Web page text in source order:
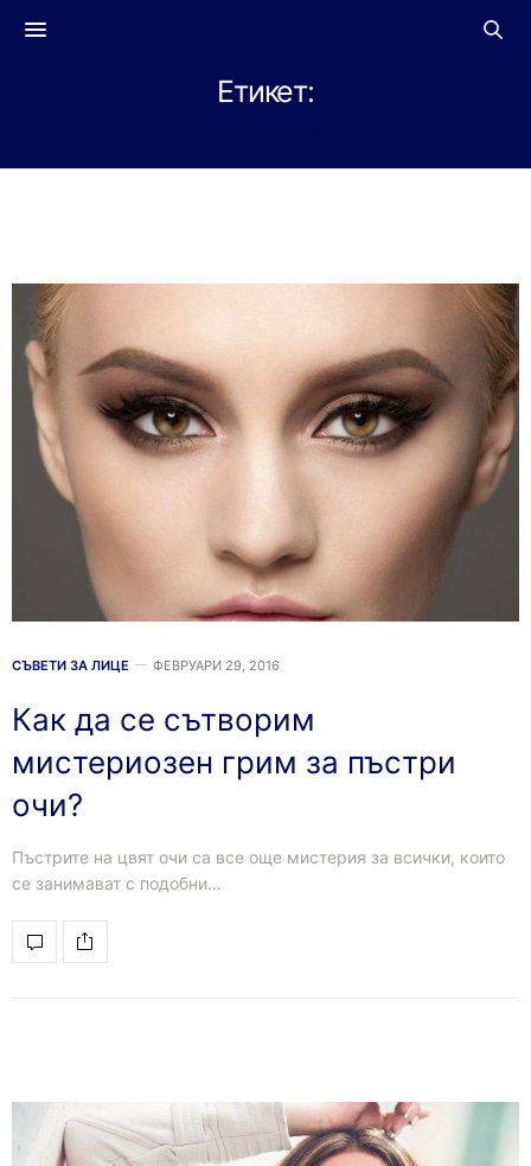
Етикет:
СЪВЕТИ ЗА ЛИЦЕ ФЕВРУАРИ 29, 2016
Как да се сътворим
мистериозен грим за пъстри
очи?
Пъстрите на цвят очи са все още мистерия за всички, които
се занимават с подобни…